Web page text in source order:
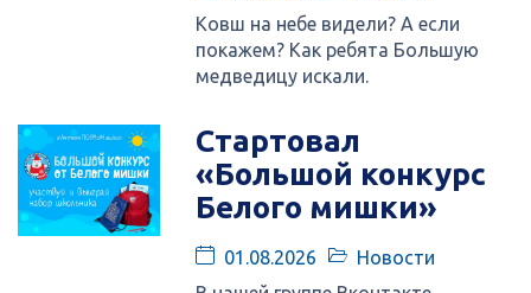
Ковш на небе видели? А если
покажем? Как ребята Большую
медведицу искали.
Стартовал
«Большой конкурс
Белого мишки»
01.08.2026
Новости